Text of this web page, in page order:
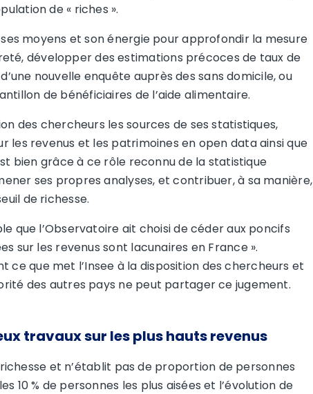
de « riches ».
moyens et son énergie pour approfondir la mesure
développer des estimations précoces de taux de
nouvelle enquête auprès des sans domicile, ou
de bénéficiaires de l’aide alimentaire.
des chercheurs les sources de ses statistiques,
les revenus et les patrimoines en open data ainsi que
bien grâce à ce rôle reconnu de la statistique
ses propres analyses, et contribuer, à sa manière,
de richesse.
que l’Observatoire ait choisi de céder aux poncifs
sur les revenus sont lacunaires en France ».
ce que met l’Insee à la disposition des chercheurs et
des autres pays ne peut partager ce jugement.
travaux sur les plus hauts revenus
et n’établit pas de proportion de personnes
10 % de personnes les plus aisées et l’évolution de